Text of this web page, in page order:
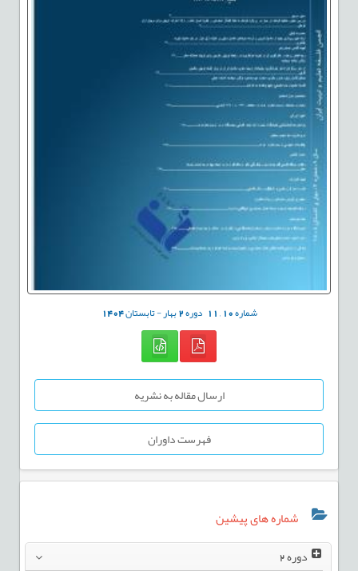
شماره10
,
11 دوره2بهار - تابستان1404
ارسال مقاله به نشریه
فهرست داوران
شماره های پیشین
دوره2